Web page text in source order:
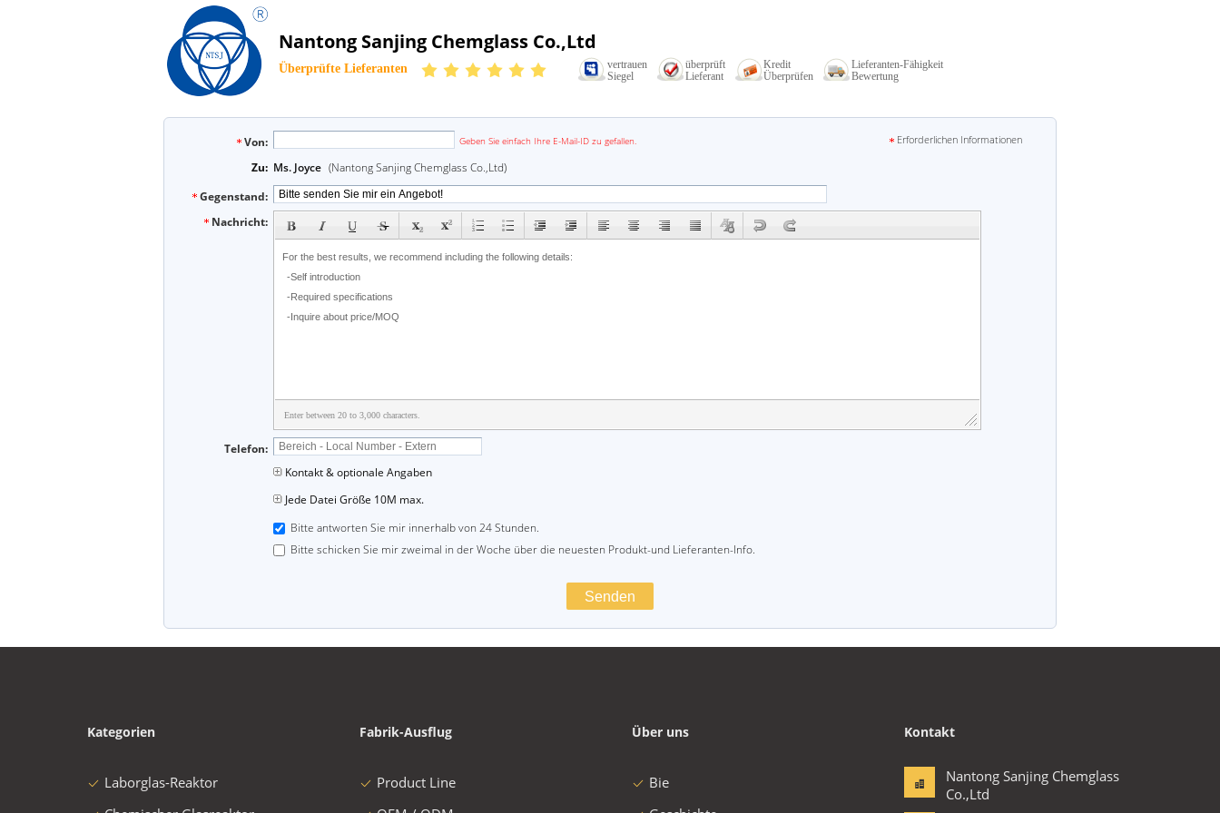
Nantong Sanjing Chemglass Co.,Ltd
Überprüfte Lieferanten
vertrauen
Siegel
überprüft
Lieferant
Kredit
Überprüfen
Lieferanten-Fähigkeit
Bewertung
Von: email
Geben Sie einfach Ihre E-Mail-ID zu gefallen. Erforderlichen Informationen
Zu: Ms. Joyce (Nantong Sanjing Chemglass Co.,Ltd)
Gegenstand:
subject
Nachricht:
Enter between 20 to 3,000 characters.
Telefon:
Kontakt & optionale Angaben
Jede Datei Größe 10M max.
Bitte antworten Sie mir innerhalb von 24 Stunden.
Bitte schicken Sie mir zweimal in der Woche über die neuesten Produkt-und Lieferanten-Info.
Kategorien
Laborglas-Reaktor
Fabrik-Ausflug
Product Line
Über uns
Bie
Kontakt
Nantong Sanjing Chemglass
Co.,Ltd